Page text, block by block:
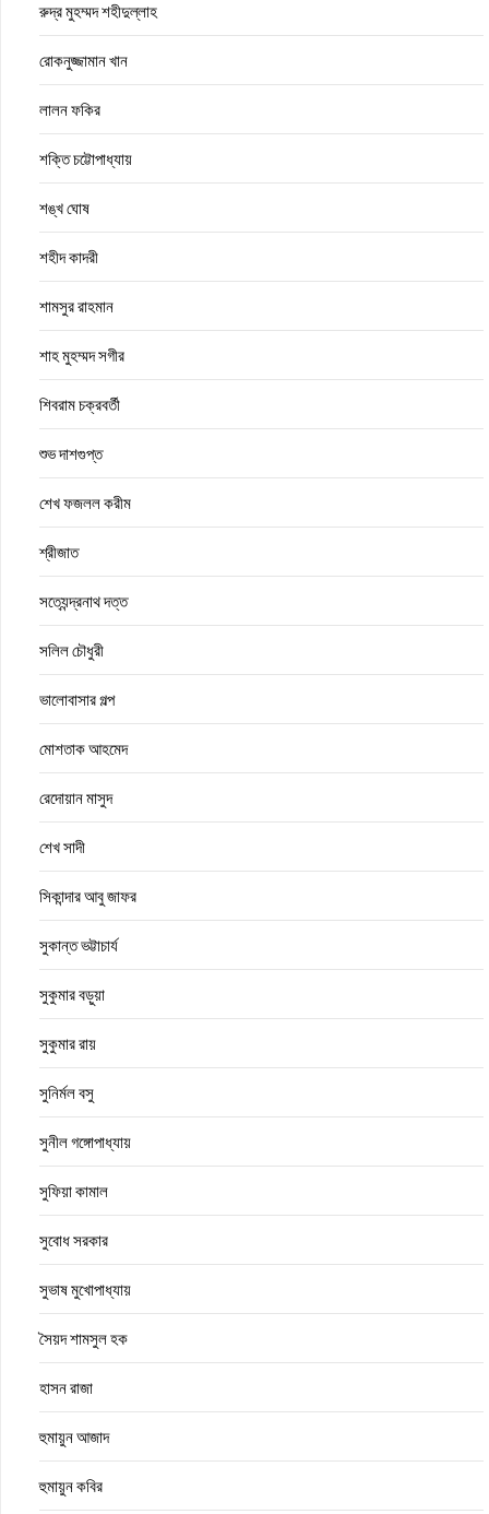
রুদ্র মুহম্মদ শহীদুল্লাহ
রোকনুজ্জামান খান
লালন ফকির
শক্তি চট্টোপাধ্যায়
শঙ্খ ঘোষ
শহীদ কাদরী
শামসুর রাহমান
শাহ মুহম্মদ সগীর
শিবরাম চক্রবর্তী
শুভ দাশগুপ্ত
শেখ ফজলল করীম
শ্রীজাত
সত্যেন্দ্রনাথ দত্ত
সলিল চৌধুরী
ভালোবাসার গল্প
মোশতাক আহমেদ
রেদোয়ান মাসুদ
শেখ সাদী
সিকান্দার আবু জাফর
সুকান্ত ভট্টাচার্য
সুকুমার বড়ুয়া
সুকুমার রায়
সুনির্মল বসু
সুনীল গঙ্গোপাধ্যায়
সুফিয়া কামাল
সুবোধ সরকার
সুভাষ মুখোপাধ্যায়
সৈয়দ শামসুল হক
হাসন রাজা
হুমায়ুন আজাদ
হুমায়ুন কবির